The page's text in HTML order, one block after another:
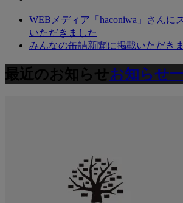
WEBメディア「haconiwa」さんに
いただきました
みんなの缶詰新聞に掲載いただき
最近のお知らせお知らせ